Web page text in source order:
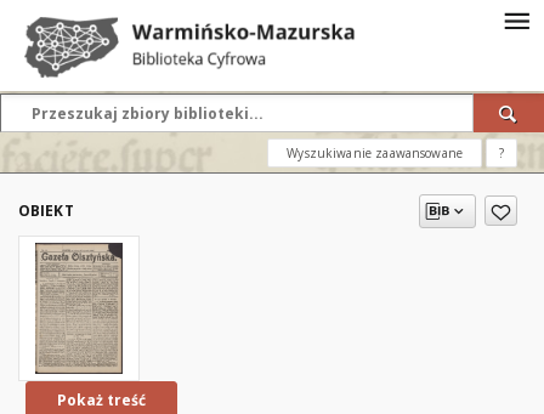
Wyszukiwanie zaawansowane ?
OBIEKT
Pokaż treść